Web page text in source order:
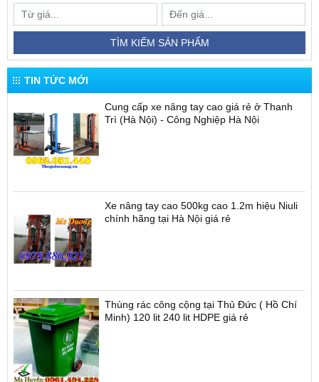
TÌM KIẾM SẢN PHẨM
TIN TỨC MỚI
Cung cấp xe nâng tay cao giá rẻ ở Thanh
Trì (Hà Nội) - Công Nghiệp Hà Nội
Xe nâng tay cao 500kg cao 1.2m hiệu Niuli
chính hãng tại Hà Nội giá rẻ
Thùng rác công cộng tại Thủ Đức ( Hồ Chí
Minh) 120 lit 240 lit HDPE giá rẻ